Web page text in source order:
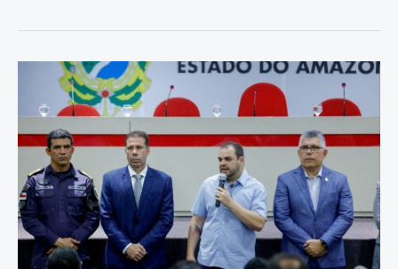
motocicletas
recuperadas
reforça
combate
ao
roubo
de
veículos
no
Amazonas